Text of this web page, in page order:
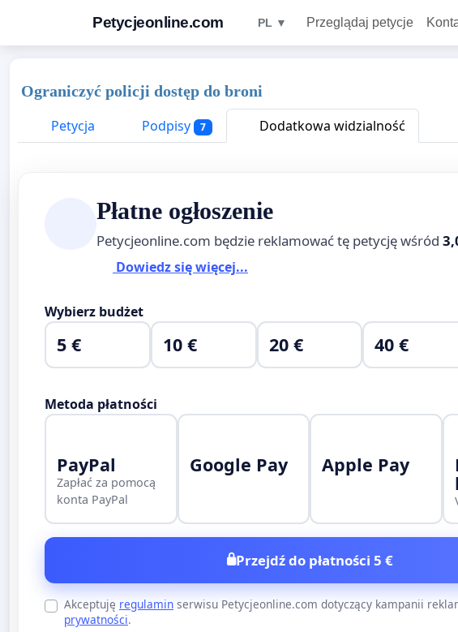
Petycjeonline.com PL ▼ Przeglądaj petycje
Ograniczyć policji dostęp do broni
Petycja
Podpisy 7 Dodatkowa widzialność
Płatne ogłoszenie
Petycjeonline.com będzie reklamować tę petycję wśród
Dowiedz się więcej...
Wybierz budżet
5 € 10 € 20 € 40 €
Metoda płatności
PayPal
Zapłać za pomocą
konta PayPal
Google Pay Apple Pay
Przejdź do płatności 5 €
Akceptuję regulamin serwisu Petycjeonline.com dotyczący kampanii
prywatności.